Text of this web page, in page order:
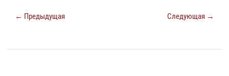
← Предыдущая Следующая →